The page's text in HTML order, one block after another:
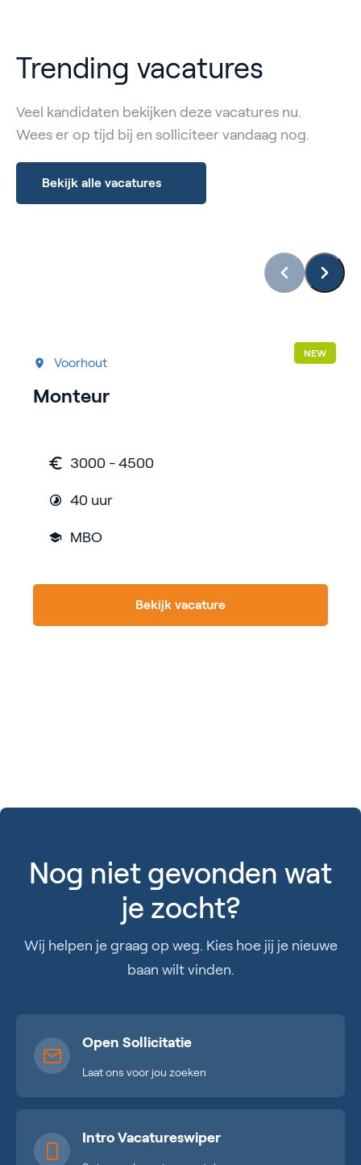
Trending vacatures
Veel kandidaten bekijken deze vacatures nu.
Wees er op tijd bij en solliciteer vandaag nog.
Bekijk alle vacatures
NEW
Voorhout
Monteur
3000 - 4500
40 uur
MBO
Bekijk vacature
Nog niet gevonden wat
je zocht?
Wij helpen je graag op weg. Kies hoe jij je nieuwe
baan wilt vinden.
Open Sollicitatie
Laat ons voor jou zoeken
Intro Vacatureswiper